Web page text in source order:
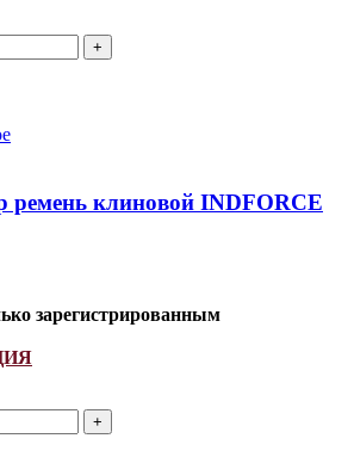
ремень клиновой INDFORCE
зарегистрированным